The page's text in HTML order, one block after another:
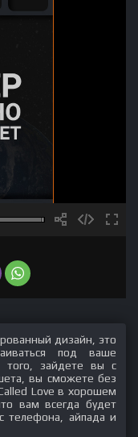
дизайн, это
под ваше
того, зайдете вы с
вы сможете без
Love в хорошем
вам всегда будет
телефона, айпада и